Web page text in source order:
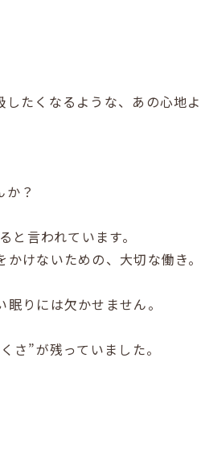
たくなるような、あの心地
？
言われています。
かけないための、大切な働き
りには欠かせません。
さ”が残っていました。